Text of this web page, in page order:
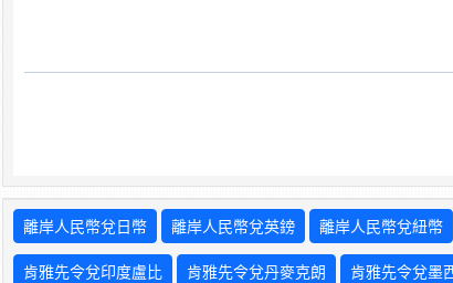
離岸人民幣兌日幣 離岸人民幣兌英鎊 離岸人民幣兌紐幣
肯雅先令兌印度盧比 肯雅先令兌丹麥克朗 肯雅先令兌墨